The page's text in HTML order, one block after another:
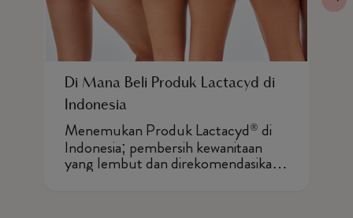
Di Mana Beli Produk Lactacyd di
Indonesia
Menemukan Produk Lactacyd® di
Indonesia; pembersih kewanitaan
yang lembut dan direkomendasikan
oleh dokter kandungan yang